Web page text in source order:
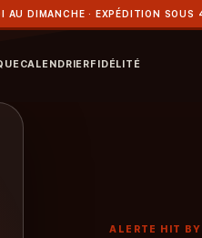
AU DIMANCHE · EXPÉDITION SOUS
CALENDRIERFIDÉLITÉ
ALERTE HIT